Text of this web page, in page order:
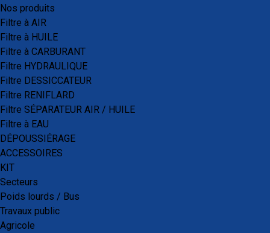
Nos produits
Filtre à AIR
Filtre à HUILE
Filtre à CARBURANT
Filtre HYDRAULIQUE
Filtre DESSICCATEUR
Filtre RENIFLARD
Filtre SÉPARATEUR AIR / HUILE
Filtre à EAU
DÉPOUSSIÉRAGE
ACCESSOIRES
KIT
Secteurs
Poids lourds / Bus
Travaux public
Agricole
Des contrôles qualité sont réalisés tout au long de la chaine
de production et avant la mise en vente, pour s’assurer de
la conformité des produits.
Certification et garanties